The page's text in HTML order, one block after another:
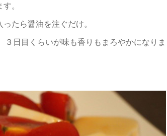
。
たら醤油を注ぐだけ。
日目くらいが味も香りもまろやかになりま